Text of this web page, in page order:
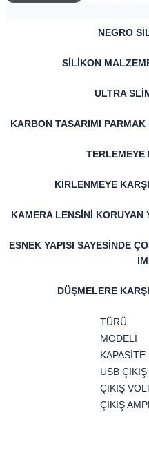
​NEGRO
SİLİKON
ULTRA
KARBON TASARIMI
TERLEMEYE
KİRLENMEYE
KAMERA LENSİNİ
ESNEK YAPISI SAYESİNDE
DÜŞMELERE
TÜRÜ
MODELİ
KAPASİTE
USB ÇIKIŞ
ÇIKIŞ
ÇIKIŞ